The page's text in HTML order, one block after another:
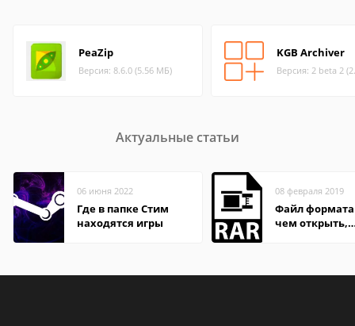
PeaZip
Версия: 8.6.0 (5.56 МБ)
KGB Archiver
Версия: 2 beta 2
Актуальные статьи
06 июня 2022
Где в папке Стим
находятся игры
08 февраля 2019
Файл формата
чем открыть,